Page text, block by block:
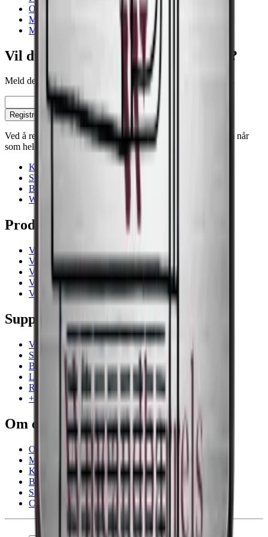
Les mer om plassering av vinflasker, temperaturer og støy her.
Interiør
Antall hyller
Hylletype
Dør med UV-beskyttet glass Dobbelt isolert glass
Kan døren vendes
KlimaklasseN, SN, ST
DisplayJa
Justerbare føtterJa
Nettokapasitet (liter)116
Skapdør kan låsesNei
Alarm for åpen dør
Nei
Håndtak kan monteres
Aktivert karbonfilter
Over 150 Cm
Multisoner
Modningsskap
Vil du bli klokere på vinoppbevaring?
Meld deg på vårt nyhetsbrev med tips, guider og gode tilbud.
E-post
Registrer deg
Ved å registrere deg, godtar du vår personvernpolicy. Du kan når
som helst melde deg av.
Kontakt
Showrooms
Blogg
Wiki
Produkter
Vinskap
Vinstativ
Vinmøbler
Vintønner
Vintilbehør
Support
Vanlige spørsmål
Service
Betaling
Levering
Retur
+47 239 666 26
Om os
Om Wineandbarrels
Medarbeiderne
Karriere
Black Friday
Singles Day
Cyber Monday